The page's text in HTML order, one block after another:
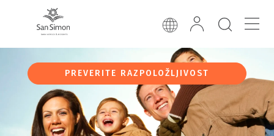
PREVERITE RAZPOLOŽLJIVOST